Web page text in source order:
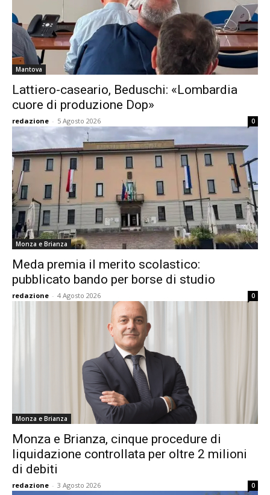
Mantova
Lattiero-caseario, Beduschi: «Lombardia
cuore di produzione Dop»
redazione - 5 Agosto 2026 0
Monza e Brianza
Meda premia il merito scolastico:
pubblicato bando per borse di studio
redazione - 4 Agosto 2026 0
Monza e Brianza
Monza e Brianza, cinque procedure di
liquidazione controllata per oltre 2 milioni
di debiti
redazione - 3 Agosto 2026 0